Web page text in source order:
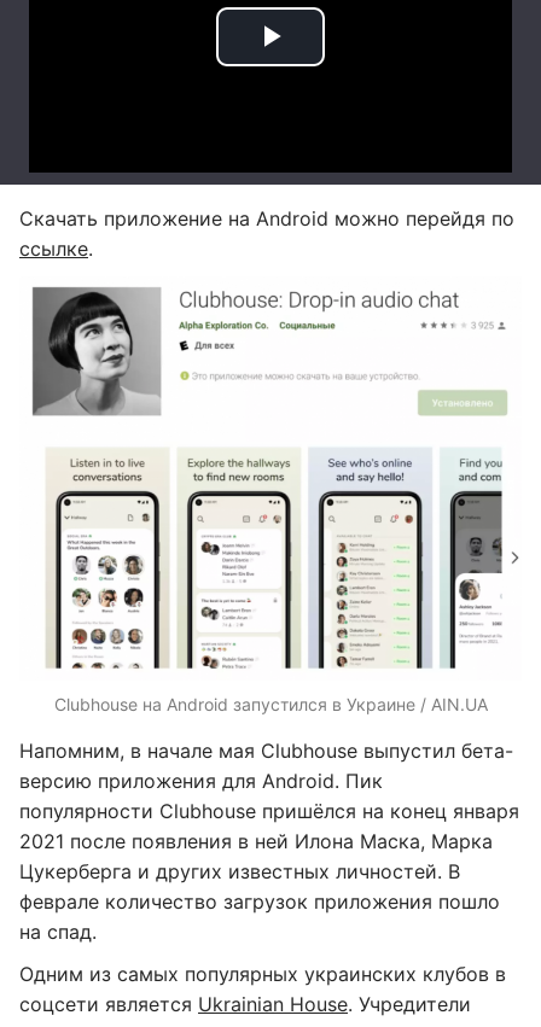
Скачать приложение на Android можно перейдя по
ссылке.
Clubhouse на Android запустился в Украине / AIN.UA
Напомним, в начале мая Clubhouse выпустил бета-
версию приложения для Android. Пик
популярности Clubhouse пришёлся на конец января
2021 после появления в ней Илона Маска, Марка
Цукерберга и других известных личностей. В
феврале количество загрузок приложения пошло
на спад.
Одним из самых популярных украинских клубов в
соцсети является Ukrainian House. Учредители